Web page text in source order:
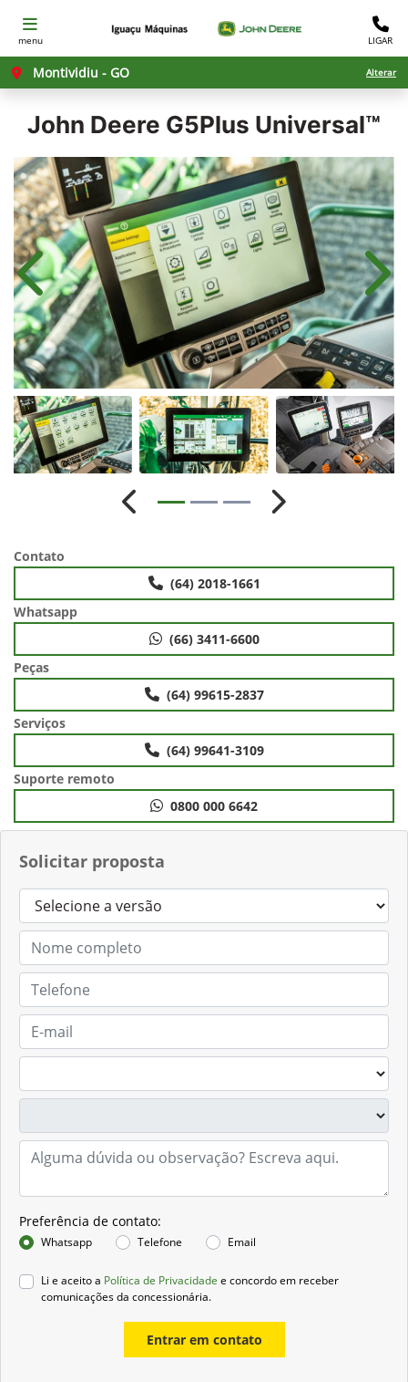
menu LIGAR
Montividiu - GO Alterar
John Deere G5Plus Universal™
Solicitar proposta
Preferência de contato:
Whatsapp Telefone Email
Li e aceito a Política de Privacidade e concordo em receber
comunicações da concessionária.
Entrar em contato
Anterior
Anterior Próximo
Contato
(64) 2018-1661
Whatsapp
(66) 3411-6600
Peças
(64) 99615-2837
Serviços
(64) 99641-3109
Suporte remoto
0800 000 6642